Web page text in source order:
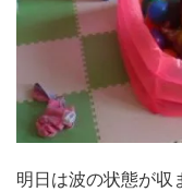
明日は波の状態が収